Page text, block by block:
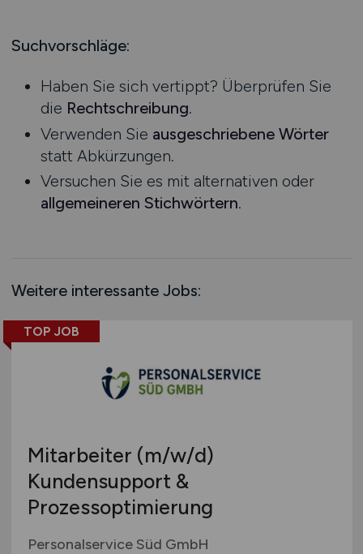
Vertrieb / Verkauf / Handel
Sonstige
Ausbildung / Studium
Praktikum
Mecklenburg-Vorpommern
Nordrhein-Westfalen
Rheinland-Pfalz
Saarland
Sachsen
Sachsen-Anhalt
Schleswig-Holstein
Schweiz
Europa
International
Suchvorschläge:
Haben Sie sich vertippt? Überprüfen Sie
die Rechtschreibung.
Verwenden Sie ausgeschriebene Wörter
statt Abkürzungen.
Versuchen Sie es mit alternativen oder
allgemeineren Stichwörtern.
Weitere interessante Jobs:
TOP JOB
Mitarbeiter (m/w/d)
Kundensupport &
Prozessoptimierung
Personalservice Süd GmbH